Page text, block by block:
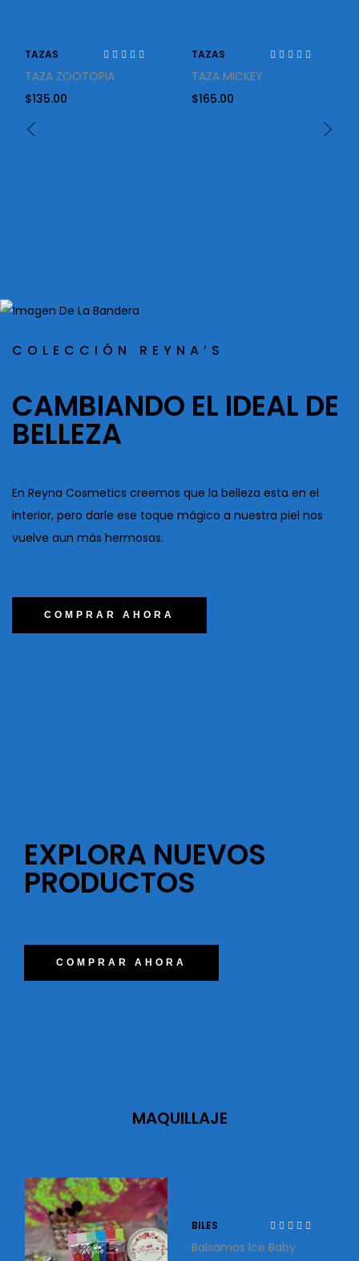
TAZAS
TAZA ZOOTOPIA
$135.00
TAZAS
TAZA MICKEY
$165.00
COLECCIÓN REYNA’S
CAMBIANDO EL IDEAL DE
BELLEZA
En Reyna Cosmetics creemos que la belleza esta en el
interior, pero darle ese toque mágico a nuestra piel nos
vuelve aun más hermosas.
COMPRAR AHORA
EXPLORA NUEVOS
PRODUCTOS
COMPRAR AHORA
MAQUILLAJE
BILES
Balsamos Ice Baby